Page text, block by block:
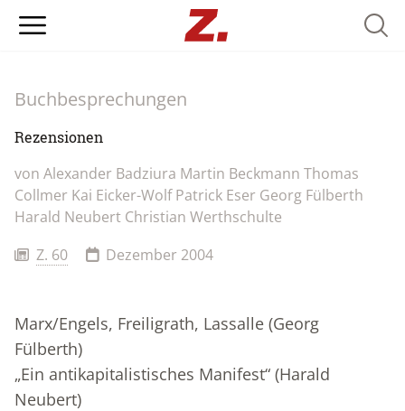
Buchbesprechungen
Rezensionen
von Alexander Badziura Martin Beckmann Thomas
Collmer Kai Eicker-Wolf Patrick Eser Georg Fülberth
Harald Neubert Christian Werthschulte
Z. 60
Dezember 2004
Marx/Engels, Freiligrath, Lassalle (Georg
Fülberth)
„Ein antikapitalistisches Manifest“ (Harald
Neubert)